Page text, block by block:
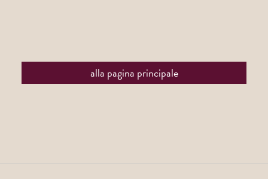
alla pagina principale